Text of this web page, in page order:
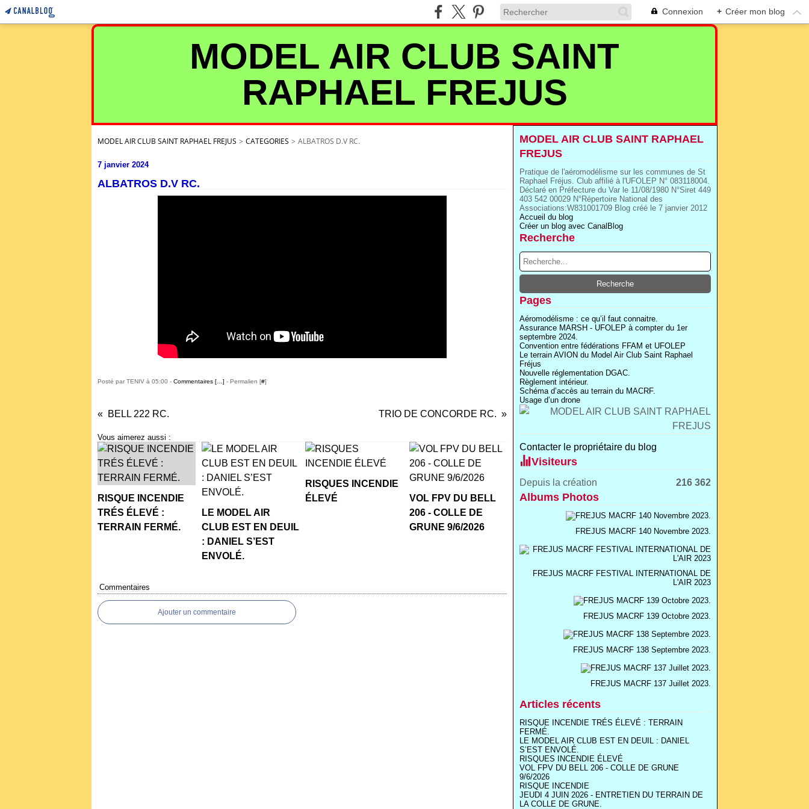
Connexion + Créer mon blog
MODEL AIR CLUB SAINT
RAPHAEL FREJUS
MODEL AIR CLUB SAINT RAPHAEL FREJUS > CATEGORIES > ALBATROS D.V RC.
7 janvier 2024
ALBATROS D.V RC.
Posté par TENIV à 05:00 - Commentaires [ ] - Permalien [#]
BELL 222 RC. TRIO DE CONCORDE RC.
Vous aimerez aussi :
RISQUE INCENDIE
TRÉS ÉLEVÉ :
TERRAIN FERMÉ.
LE MODEL AIR
CLUB EST EN DEUIL
: DANIEL S’EST
ENVOLÉ.
RISQUES INCENDIE
ÉLEVÉ
VOL FPV DU BELL
206 - COLLE DE
GRUNE 9/6/2026
Commentaires
Ajouter un commentaire
MODEL AIR CLUB SAINT RAPHAEL
FREJUS
Pratique de l'aéromodélisme sur les communes de St
Raphael Fréjus. Club affilié à l'UFOLEP N° 083118004.
Déclaré en Préfecture du Var le 11/08/1980 N°Siret 449
403 542 00029 N°Répertoire National des
Associations:W831001709 Blog créé le 7 janvier 2012
Accueil du blog
Créer un blog avec CanalBlog
Recherche
Pages
Aéromodélisme : ce qu’il faut connaitre.
Assurance MARSH - UFOLEP à compter du 1er
septembre 2024.
Convention entre fédérations FFAM et UFOLEP
Le terrain AVION du Model Air Club Saint Raphael
Fréjus
Nouvelle réglementation DGAC.
Règlement intérieur.
Schéma d’accès au terrain du MACRF.
Usage d’un drone
Contacter le propriétaire du blog
Visiteurs
Depuis la création 216 362
Albums Photos
FREJUS MACRF 140 Novembre 2023.
FREJUS MACRF FESTIVAL INTERNATIONAL DE
L'AIR 2023
FREJUS MACRF 139 Octobre 2023.
FREJUS MACRF 138 Septembre 2023.
FREJUS MACRF 137 Juillet 2023.
Articles récents
RISQUE INCENDIE TRÉS ÉLEVÉ : TERRAIN
FERMÉ.
LE MODEL AIR CLUB EST EN DEUIL : DANIEL
S’EST ENVOLÉ.
RISQUES INCENDIE ÉLEVÉ
VOL FPV DU BELL 206 - COLLE DE GRUNE
9/6/2026
RISQUE INCENDIE
JEUDI 4 JUIN 2026 - ENTRETIEN DU TERRAIN DE
LA COLLE DE GRUNE.